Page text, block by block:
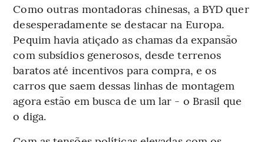
Como outras montadoras chinesas, a BYD quer
desesperadamente se destacar na Europa.
Pequim havia atiçado as chamas da expansão
com subsídios generosos, desde terrenos
baratos até incentivos para compra, e os
carros que saem dessas linhas de montagem
agora estão em busca de um lar - o Brasil que
o diga.